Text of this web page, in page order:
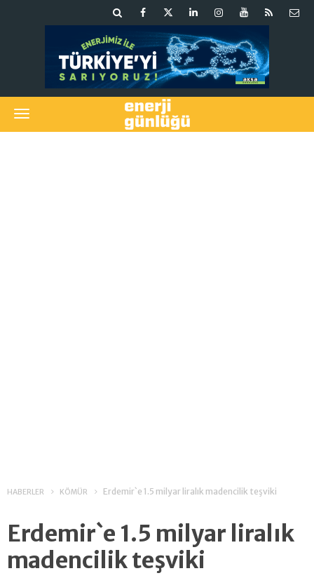
HABERLER KÖMÜR Erdemir`e 1.5 milyar liralık madencilik teşviki
Erdemir`e 1.5 milyar liralık
madencilik teşviki